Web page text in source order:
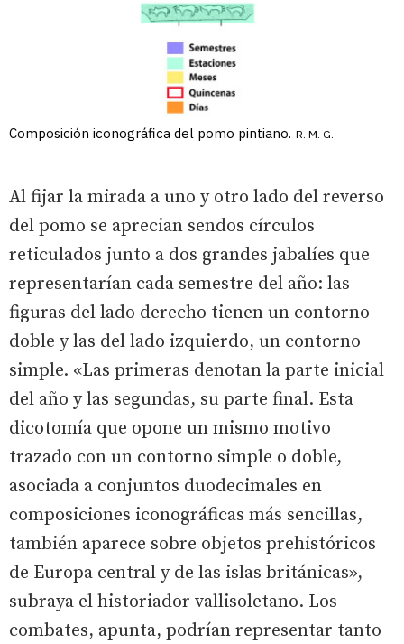
Composición iconográfica del pomo pintiano. R. M. G.
Al fijar la mirada a uno y otro lado del reverso
del pomo se aprecian sendos círculos
reticulados junto a dos grandes jabalíes que
representarían cada semestre del año: las
figuras del lado derecho tienen un contorno
doble y las del lado izquierdo, un contorno
simple. «Las primeras denotan la parte inicial
del año y las segundas, su parte final. Esta
dicotomía que opone un mismo motivo
trazado con un contorno simple o doble,
asociada a conjuntos duodecimales en
composiciones iconográficas más sencillas,
también aparece sobre objetos prehistóricos
de Europa central y de las islas británicas»,
subraya el historiador vallisoletano. Los
combates, apunta, podrían representar tanto